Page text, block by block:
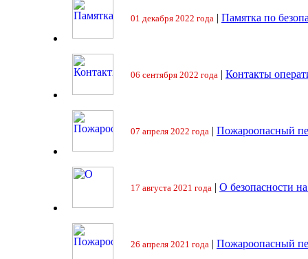
01 декабря 2022 года | Памятка по
06 сентября 2022 года | Контакты
07 апреля 2022 года | Пожароопасный
17 августа 2021 года | О безопасности
26 апреля 2021 года | Пожароопасный